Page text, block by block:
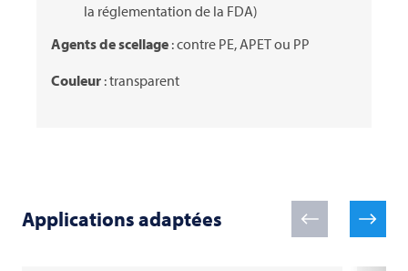
la réglementation de la FDA)
Agents de scellage : contre PE, APET ou PP
Couleur : transparent
Applications adaptées